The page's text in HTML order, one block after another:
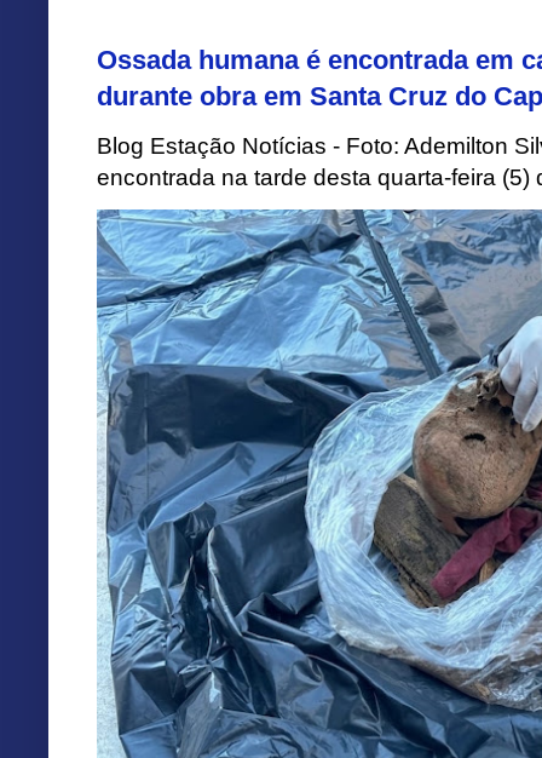
Ossada humana é encontrada em
durante obra em Santa Cruz do
Blog Estação Notícias - Foto: Ademilton
encontrada na tarde desta quarta-feira (5)